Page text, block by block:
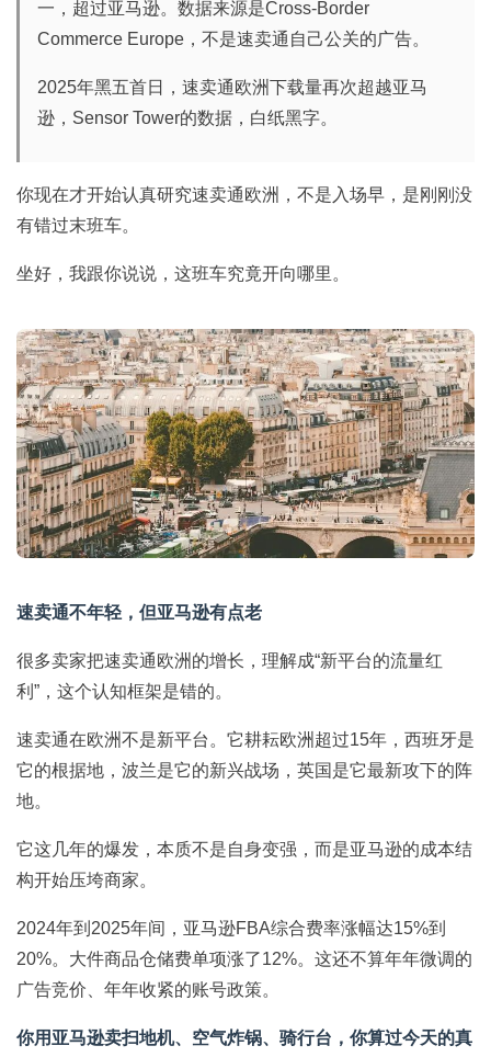
一，超过亚马逊。数据来源是Cross-Border
Commerce Europe，不是速卖通自己公关的广告。
2025年黑五首日，速卖通欧洲下载量再次超越亚马
逊，Sensor Tower的数据，白纸黑字。
你现在才开始认真研究速卖通欧洲，不是入场早，是刚刚没
有错过末班车。
坐好，我跟你说说，这班车究竟开向哪里。
速卖通不年轻，但亚马逊有点老
很多卖家把速卖通欧洲的增长，理解成“新平台的流量红
利”，这个认知框架是错的。
速卖通在欧洲不是新平台。它耕耘欧洲超过15年，西班牙是
它的根据地，波兰是它的新兴战场，英国是它最新攻下的阵
地。
它这几年的爆发，本质不是自身变强，而是亚马逊的成本结
构开始压垮商家。
2024年到2025年间，亚马逊FBA综合费率涨幅达15%到
20%。大件商品仓储费单项涨了12%。这还不算年年微调的
广告竞价、年年收紧的账号政策。
你用亚马逊卖扫地机、空气炸锅、骑行台，你算过今天的真